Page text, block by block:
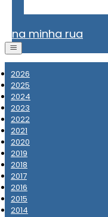
na minha rua
2026
2025
2024
2023
2022
2021
2020
2019
2018
2017
2016
2015
2014